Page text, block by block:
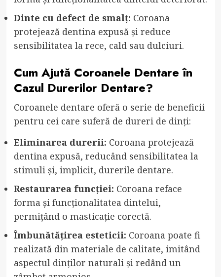
Dinte cu defect de smalț: Coroana
protejează dentina expusă și reduce
sensibilitatea la rece, cald sau dulciuri.
Cum Ajută Coroanele Dentare în
Cazul Durerilor Dentare?
Coroanele dentare oferă o serie de beneficii
pentru cei care suferă de dureri de dinți:
Eliminarea durerii: Coroana protejează
dentina expusă, reducând sensibilitatea la
stimuli și, implicit, durerile dentare.
Restaurarea funcției: Coroana reface
forma și funcționalitatea dintelui,
permițând o masticație corectă.
Îmbunătățirea esteticii: Coroana poate fi
realizată din materiale de calitate, imitând
aspectul dinților naturali și redând un